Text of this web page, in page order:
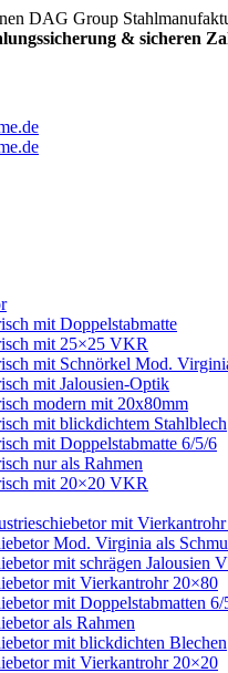
DAG Group
& sicheren
mit Doppelstabmatte
mit 25×25 VKR
mit Schnörkel Mod.
mit Jalousien-Optik
modern mit 20x80mm
mit blickdichtem Stahlblech
mit Doppelstabmatte 6/5/6
nur als Rahmen
mit 20×20 VKR
mit
Mod. Virginia als
mit schrägen Jalousien
mit Vierkantrohr 20×80
mit Doppelstabmatten 6/
als Rahmen
mit blickdichten Blechen
mit Vierkantrohr 20×20